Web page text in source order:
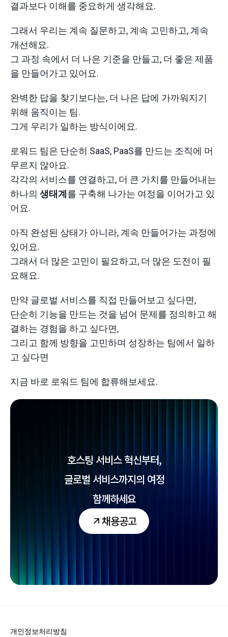
결과보다 이해를 중요하게 생각해요.
그래서 우리는 계속 질문하고, 계속 고민하고, 계속
개선해요.
그 과정 속에서 더 나은 기준을 만들고, 더 좋은 제품
을 만들어가고 있어요.
완벽한 답을 찾기보다는, 더 나은 답에 가까워지기
위해 움직이는 팀.
그게 우리가 일하는 방식이에요.
로워드 팀은 단순히 SaaS, PaaS를 만드는 조직에 머
무르지 않아요.
각각의 서비스를 연결하고, 더 큰 가치를 만들어내는
하나의 생태계 를 구축해 나가는 여정을 이어가고 있
어요.
아직 완성된 상태가 아니라, 계속 만들어가는 과정에
있어요.
그래서 더 많은 고민이 필요하고, 더 많은 도전이 필
요해요.
만약 글로벌 서비스를 직접 만들어보고 싶다면,
단순히 기능을 만드는 것을 넘어 문제를 정의하고 해
결하는 경험을 하고 싶다면,
그리고 함께 방향을 고민하며 성장하는 팀에서 일하
고 싶다면
지금 바로 로워드 팀에 합류해보세요.
호스팅 서비스 혁신부터,
글로벌 서비스까지의 여정
함께하세요
채용공고
개인정보처리방침